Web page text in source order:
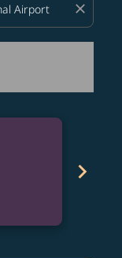
close
chevron_right